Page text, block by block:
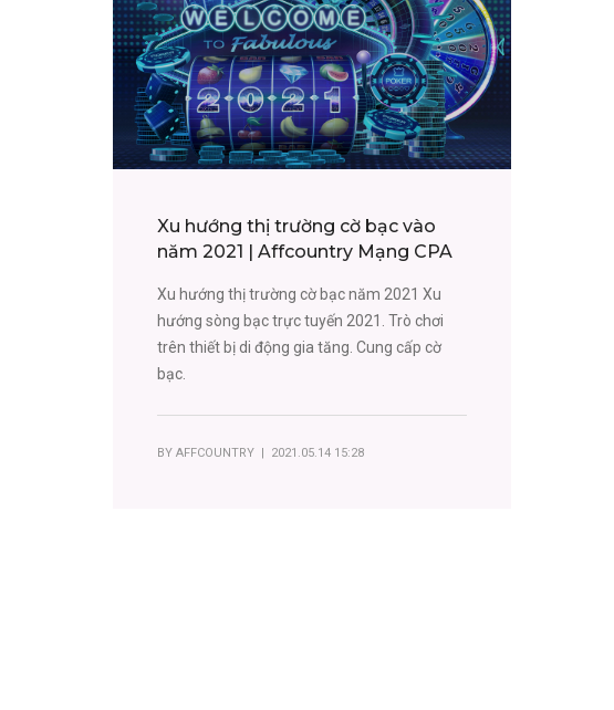
Xu hướng thị trường cờ bạc vào
năm 2021 | Affcountry Mạng CPA
Xu hướng thị trường cờ bạc năm 2021 Xu
hướng sòng bạc trực tuyến 2021. Trò chơi
trên thiết bị di động gia tăng. Cung cấp cờ
bạc.
BY AFFCOUNTRY | 2021.05.14 15:28